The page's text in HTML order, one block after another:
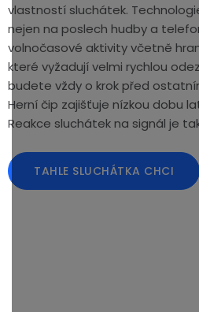
vlastností sluchátek.
nejen na poslech hudby a
volnočasové aktivity včetně
které vyžadují velmi rychlou
budete vždy o krok před
Herní čip zajišťuje nízkou dobu
Reakce sluchátek na signál je
TAHLE SLUCHÁTKA CHCI